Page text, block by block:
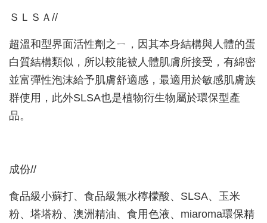
ＳＬＳＡ//
超溫和型界面活性劑之ㄧ，因其本身結構與人體的蛋
白質結構類似，所以較能被人體肌膚所接受，有綿密
並富彈性泡沫給予肌膚舒適感，最適用於敏感肌膚族
群使用，此外SLSA也是植物衍生物屬於環保型產
品。
成份//
食品級小蘇打、食品級無水檸檬酸、SLSA、玉米
粉、塔塔粉、澳洲精油、食用色液、miaroma環保精